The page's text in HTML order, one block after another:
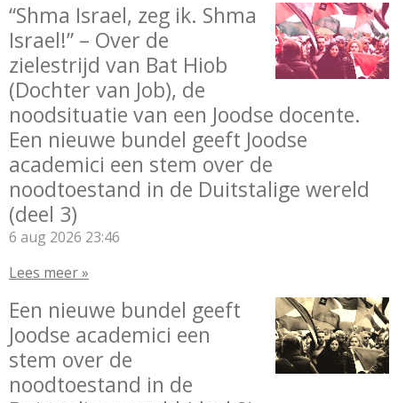
“Shma Israel, zeg ik. Shma
Israel!” – Over de
zielestrijd van Bat Hiob
(Dochter van Job), de
noodsituatie van een Joodse docente.
Een nieuwe bundel geeft Joodse
academici een stem over de
noodtoestand in de Duitstalige wereld
(deel 3)
6 aug 2026 23:46
Lees meer »
Een nieuwe bundel geeft
Joodse academici een
stem over de
noodtoestand in de